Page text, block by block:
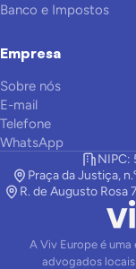
Banco e Impostos
Empresa
Sobre nós
E-mail
Telefone
WhatsApp
NIPC:
Praça da Justiça,
R. de Augusto
A Viv Europe é
advogados locais